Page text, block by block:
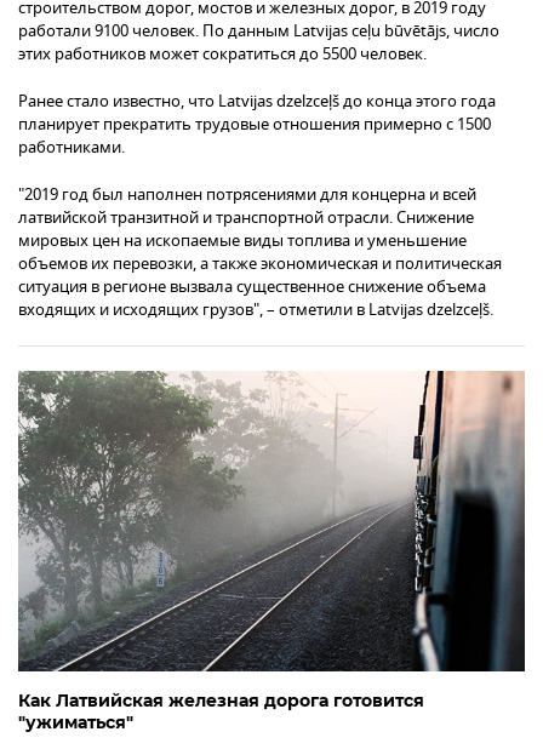
строительством дорог, мостов и железных дорог, в 2019 году
работали 9100 человек. По данным Latvijas ceļu būvētājs, число
этих работников может сократиться до 5500 человек.
Ранее стало известно, что Latvijas dzelzceļš до конца этого года
планирует прекратить трудовые отношения примерно с 1500
работниками.
"2019 год был наполнен потрясениями для концерна и всей
латвийской транзитной и транспортной отрасли. Снижение
мировых цен на ископаемые виды топлива и уменьшение
объемов их перевозки, а также экономическая и политическая
ситуация в регионе вызвала существенное снижение объема
входящих и исходящих грузов", – отметили в Latvijas dzelzceļš.
Как Латвийская железная дорога готовится
"ужиматься"